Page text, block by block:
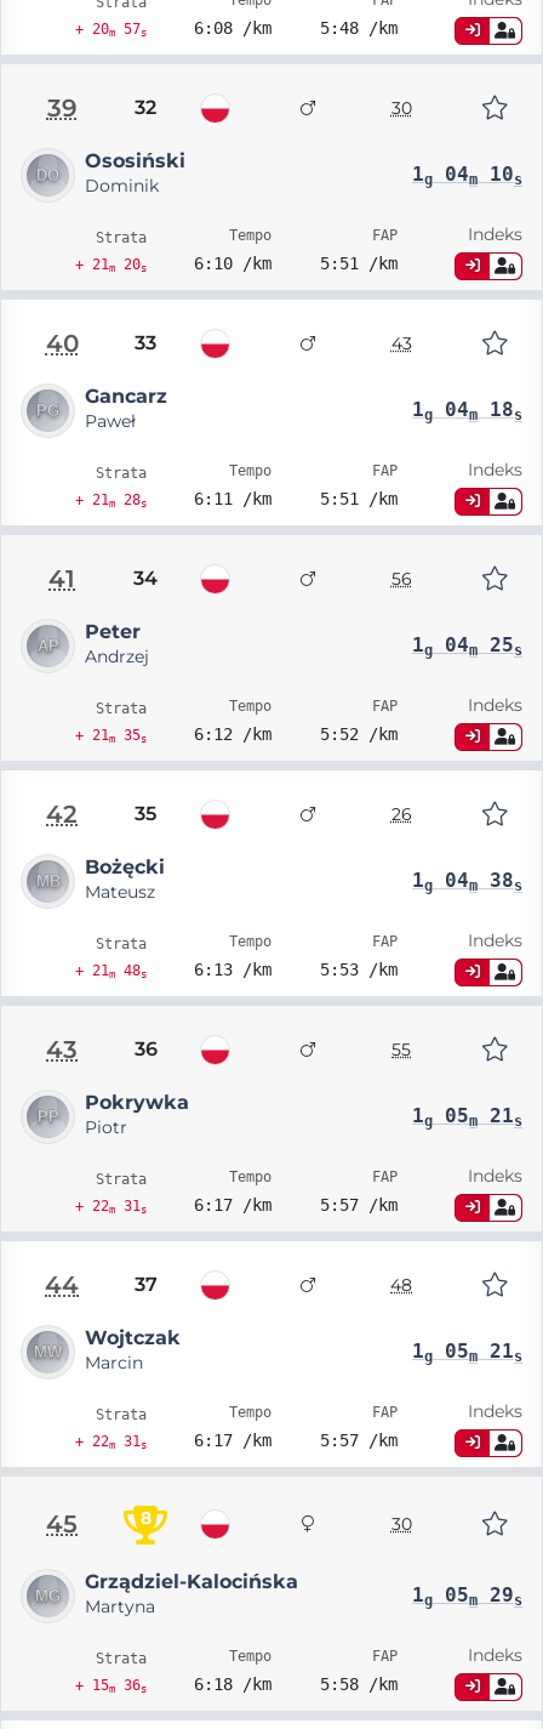
+ 20m57s 6:08 /km 5:48 /km
39 32 30
Ososiński
Dominik 1g04m10s
Strata
+ 21m20s
Tempo
6:10 /km
FAP
5:51 /km
Indeks
40 33 43
Gancarz
Paweł 1g04m18s
Strata
+ 21m28s
Tempo
6:11 /km
FAP
5:51 /km
Indeks
41 34 56
Peter
Andrzej 1g04m25s
Strata
+ 21m35s
Tempo
6:12 /km
FAP
5:52 /km
Indeks
42 35 26
Bożęcki
Mateusz 1g04m38s
Strata
+ 21m48s
Tempo
6:13 /km
FAP
5:53 /km
Indeks
43 36 55
Pokrywka
Piotr 1g05m21s
Strata
+ 22m31s
Tempo
6:17 /km
FAP
5:57 /km
Indeks
44 37 48
Wojtczak
Marcin 1g05m21s
Strata
+ 22m31s
Tempo
6:17 /km
FAP
5:57 /km
Indeks
45 8 30
Grządziel-Kalocińska
Martyna 1g05m29s
Strata
+ 15m36s
Tempo
6:18 /km
FAP
5:58 /km
Indeks